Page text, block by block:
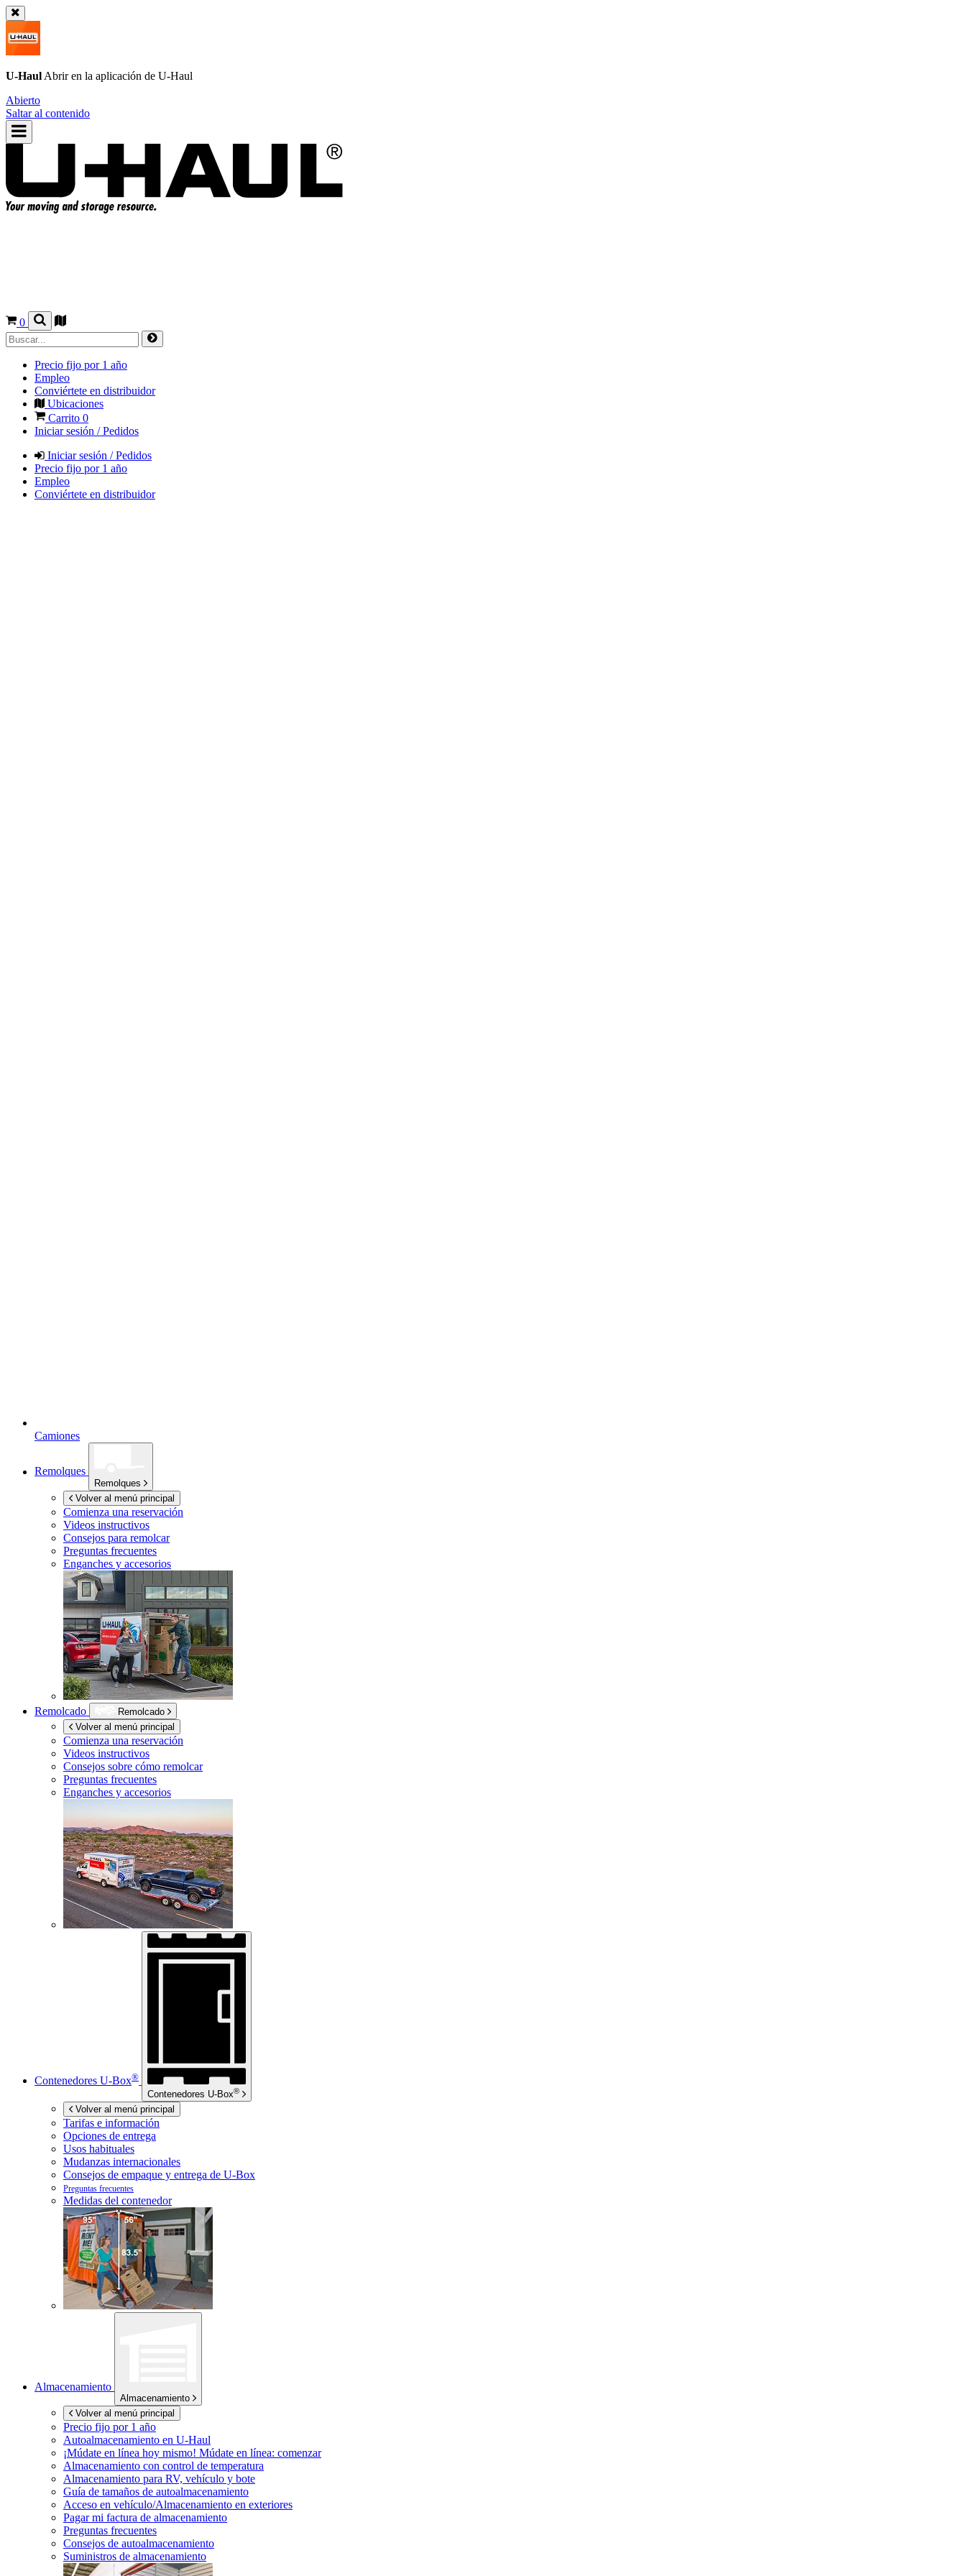
U-Haul Abrir en la aplicación de U-Haul
Abierto
Saltar al contenido
0
Precio fijo por 1 año
Empleo
Conviértete en distribuidor
Ubicaciones
Carrito 0
Iniciar sesión / Pedidos
Iniciar sesión / Pedidos
Precio fijo por 1 año
Empleo
Conviértete en distribuidor
Camiones
Remolques
Remolques
Volver al menú principal
Comienza una reservación
Videos instructivos
Consejos para remolcar
Preguntas frecuentes
Enganches y accesorios
Remolcado
Remolcado
Volver al menú principal
Comienza una reservación
Videos instructivos
Consejos sobre cómo remolcar
Preguntas frecuentes
Enganches y accesorios
Contenedores U-Box®
Contenedores U-Box®
Volver al menú principal
Tarifas e información
Opciones de entrega
Usos habituales
Mudanzas internacionales
Consejos de empaque y entrega de U-Box
Preguntas frecuentes
Medidas del contenedor
Almacenamiento
Almacenamiento
Volver al menú principal
Precio fijo por 1 año
Autoalmacenamiento en U-Haul
¡Múdate en línea hoy mismo! Múdate en línea: comenzar
Almacenamiento con control de temperatura
Almacenamiento para RV, vehículo y bote
Guía de tamaños de autoalmacenamiento
Acceso en vehículo/Almacenamiento en exteriores
Pagar mi factura de almacenamiento
Preguntas frecuentes
Consejos de autoalmacenamiento
Suministros de almacenamiento